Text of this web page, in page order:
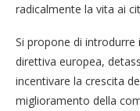
radicalmente la vita ai
Si propone di
direttiva europea,
incentivare la crescita
miglioramento della